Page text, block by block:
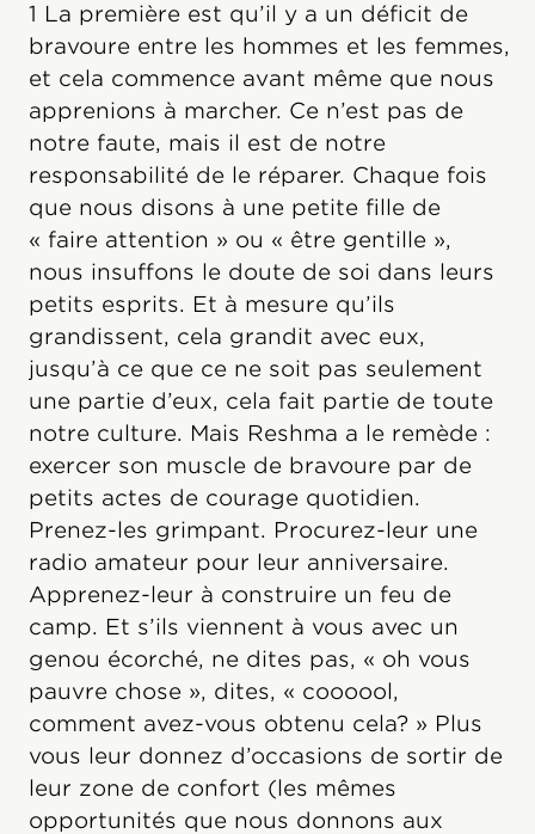
1 La première est qu’il y a un déficit de
bravoure entre les hommes et les femmes,
et cela commence avant même que nous
apprenions à marcher. Ce n’est pas de
notre faute, mais il est de notre
responsabilité de le réparer. Chaque fois
que nous disons à une petite fille de
« faire attention » ou « être gentille »,
nous insuffons le doute de soi dans leurs
petits esprits. Et à mesure qu’ils
grandissent, cela grandit avec eux,
jusqu’à ce que ce ne soit pas seulement
une partie d’eux, cela fait partie de toute
notre culture. Mais Reshma a le remède :
exercer son muscle de bravoure par de
petits actes de courage quotidien.
Prenez-les grimpant. Procurez-leur une
radio amateur pour leur anniversaire.
Apprenez-leur à construire un feu de
camp. Et s’ils viennent à vous avec un
genou écorché, ne dites pas, « oh vous
pauvre chose », dites, « coooool,
comment avez-vous obtenu cela? » Plus
vous leur donnez d’occasions de sortir de
leur zone de confort (les mêmes
opportunités que nous donnons aux